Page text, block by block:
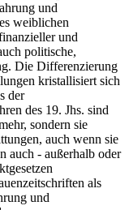
und
weiblichen
und
politische,
Die Differenzierung
kristallisiert sich
der
des 19. Jhs. sind
sondern sie
auch wenn sie
auch - außerhalb oder
als
und